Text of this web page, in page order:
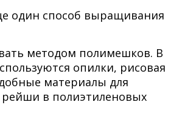
один способ выращивания
методом полимешков. В
опилки, рисовая
материалы для
в полиэтиленовых